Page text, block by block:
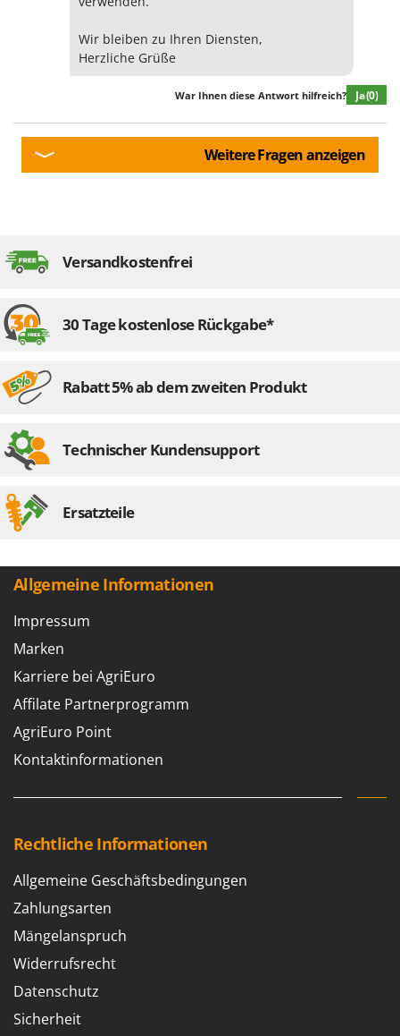
Wir bleiben zu Ihren Diensten,
Herzliche Grüße
War Ihnen diese Antwort hilfreich? Ja(0)
Weitere Fragen anzeigen
Versandkostenfrei
30 Tage kostenlose Rückgabe*
Rabatt 5% ab dem zweiten Produkt
Technischer Kundensupport
Ersatzteile
Allgemeine Informationen
Impressum
Marken
Karriere bei AgriEuro
Affilate Partnerprogramm
AgriEuro Point
Kontaktinformationen
Rechtliche Informationen
Allgemeine Geschäftsbedingungen
Zahlungsarten
Mängelanspruch
Widerrufsrecht
Datenschutz
Sicherheit